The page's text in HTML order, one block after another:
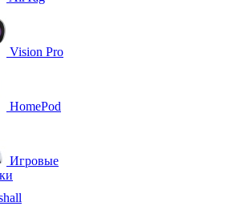
Vision Pro
HomePod
Игровые